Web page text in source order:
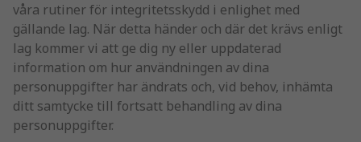
våra rutiner för integritetsskydd i enlighet med
gällande lag. När detta händer och där det krävs enligt
lag kommer vi att ge dig ny eller uppdaterad
information om hur användningen av dina
personuppgifter har ändrats och, vid behov, inhämta
ditt samtycke till fortsatt behandling av dina
personuppgifter.